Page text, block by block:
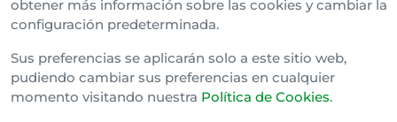
Cláusula de Confidencialidad
Canal Interno de Información
obtener más información sobre las cookies y cambiar la
configuración predeterminada.
Sus preferencias se aplicarán solo a este sitio web,
pudiendo cambiar sus preferencias en cualquier
momento visitando nuestra Política de Cookies.